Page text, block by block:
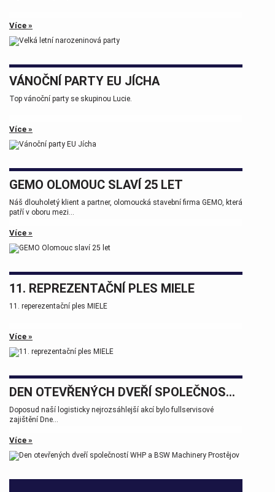
Více »
VÁNOČNÍ PARTY EU JÍCHA
Top vánoční party se skupinou Lucie.
Více »
GEMO OLOMOUC SLAVÍ 25 LET
Náš dlouholetý klient a partner, olomoucká stavební firma GEMO, která
patří v oboru mezi...
Více »
11. REPREZENTAČNÍ PLES MIELE
11. reperezentační ples MIELE
Více »
DEN OTEVŘENÝCH DVEŘÍ SPOLEČNOSTÍ WHP A BSW MACHINERY PROSTĚJOV
Doposud naší logisticky nejrozsáhlejší akcí bylo fullservisové
zajištění Dne...
Více »